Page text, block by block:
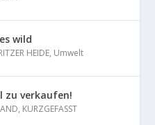
wild
HEIDE, Umwelt
zu verkaufen!
, KURZGEFASST